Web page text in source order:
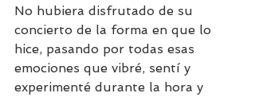
No hubiera disfrutado de su
concierto de la forma en que lo
hice, pasando por todas esas
emociones que vibré, sentí y
experimenté durante la hora y